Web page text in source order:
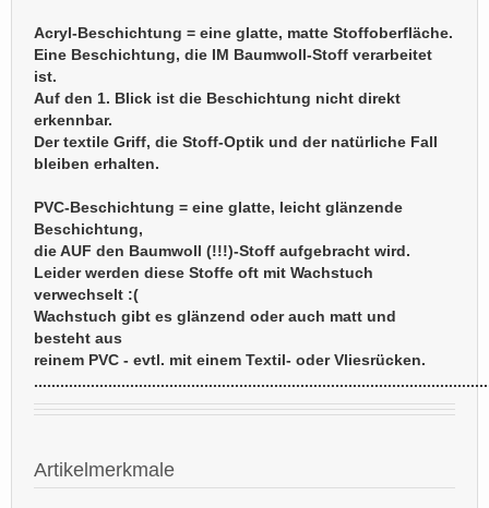
Acryl-Beschichtung = eine glatte, matte Stoffoberfläche.
Eine Beschichtung, die IM Baumwoll-Stoff verarbeitet
ist.
Auf den 1. Blick ist die Beschichtung nicht direkt
erkennbar.
Der textile Griff, die Stoff-Optik und der natürliche Fall
bleiben erhalten.
PVC-Beschichtung = eine glatte, leicht glänzende
Beschichtung,
die AUF den Baumwoll (!!!)-Stoff aufgebracht wird.
Leider werden diese Stoffe oft mit Wachstuch
verwechselt :(
Wachstuch gibt es glänzend oder auch matt und
besteht aus
reinem PVC - evtl. mit einem Textil- oder Vliesrücken.
Artikelmerkmale